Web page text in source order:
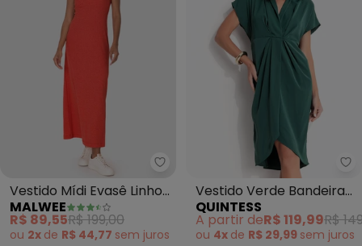
Malwee - Vestido Mídi Evasê
Vestido Mídi Evasê Linho
(Laranja)
MALWEE
R$ 89,55R$ 199,00
ou 2x de R$ 44,77 sem juros
Vestido Verde Bandeira
em Microfibra
QUINTESS
A partir deR$ 119,99R$
ou 4x de R$ 29,99 sem juros